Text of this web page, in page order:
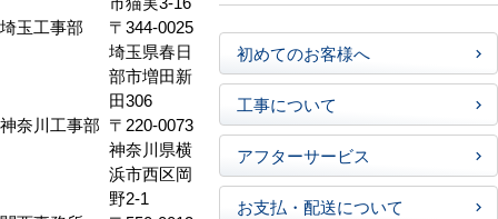
埼玉工事部
〒344-0025
埼玉県春日
部市増田新
田306
神奈川工事部 〒220-0073
神奈川県横
浜市西区岡
野2-1
初めてのお客様へ
工事について
アフターサービス
お支払・配送について